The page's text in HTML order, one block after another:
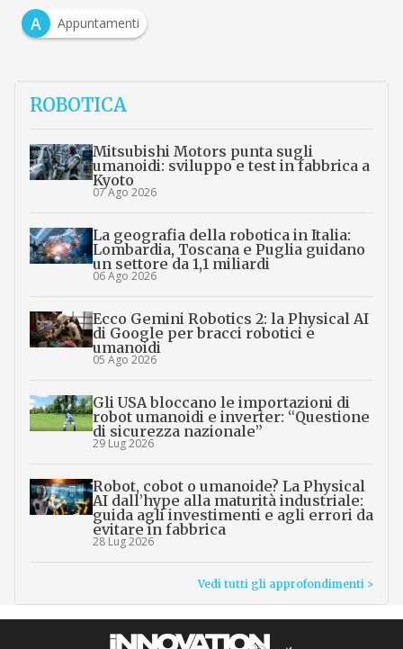
A Appuntamenti
ROBOTICA
Mitsubishi Motors punta sugli
umanoidi: sviluppo e test in fabbrica a
Kyoto
07 Ago 2026
La geografia della robotica in Italia:
Lombardia, Toscana e Puglia guidano
un settore da 1,1 miliardi
06 Ago 2026
Ecco Gemini Robotics 2: la Physical AI
di Google per bracci robotici e
umanoidi
05 Ago 2026
Gli USA bloccano le importazioni di
robot umanoidi e inverter: “Questione
di sicurezza nazionale”
29 Lug 2026
Robot, cobot o umanoide? La Physical
AI dall’hype alla maturità industriale:
guida agli investimenti e agli errori da
evitare in fabbrica
28 Lug 2026
Vedi tutti gli approfondimenti >